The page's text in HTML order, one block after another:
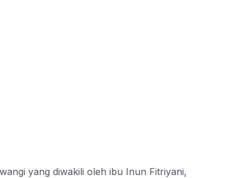
yang diwakili oleh ibu Inun Fitriyani,